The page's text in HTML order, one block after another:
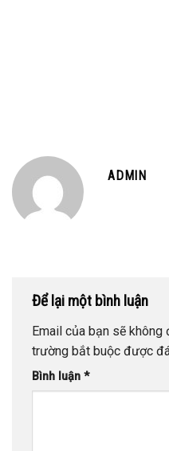
ADMIN
Để lại một bình luận
Email của bạn sẽ không
trường bắt buộc được
Bình luận *